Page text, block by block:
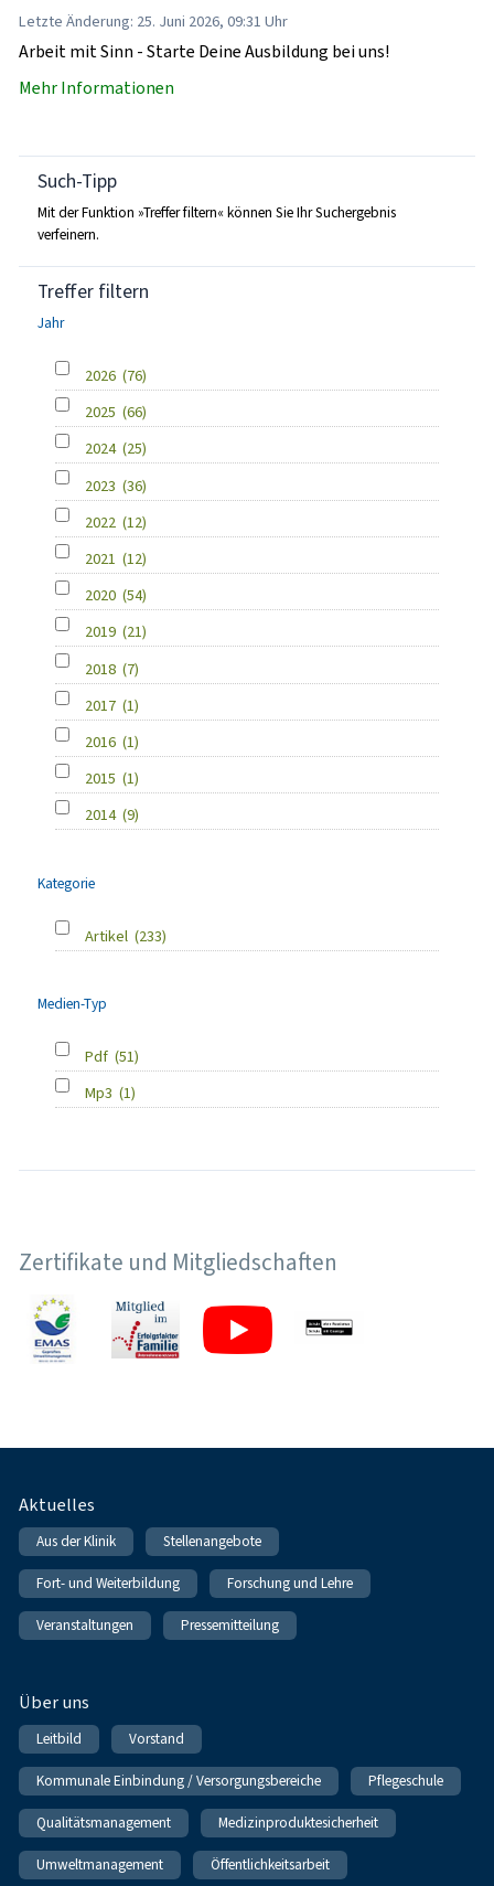
Letzte Änderung: 25. Juni 2026, 09:31 Uhr
Arbeit mit Sinn - Starte Deine Ausbildung bei uns!
Mehr Informationen
Such-Tipp
Mit der Funktion »Treffer filtern« können Sie Ihr Suchergebnis
verfeinern.
Treffer filtern
Jahr
2026 (76)
2025 (66)
2024 (25)
2023 (36)
2022 (12)
2021 (12)
2020 (54)
2019 (21)
2018 (7)
2017 (1)
2016 (1)
2015 (1)
2014 (9)
Kategorie
Artikel (233)
Medien-Typ
Pdf (51)
Mp3 (1)
Zertifikate und Mitgliedschaften
Fußnavigation
Aktuelles
Aus der Klinik Stellenangebote
Fort- und Weiterbildung Forschung und Lehre
Veranstaltungen Pressemitteilung
Über uns
Leitbild Vorstand
Kommunale Einbindung / Versorgungsbereiche Pflegeschule
Qualitätsmanagement Medizinproduktesicherheit
Umweltmanagement Öffentlichkeitsarbeit